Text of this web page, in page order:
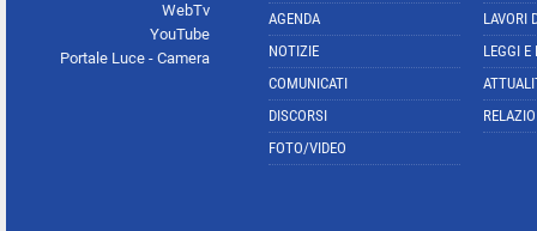
WebTv
YouTube
Portale Luce - Camera
AGENDA
NOTIZIE
COMUNICATI
DISCORSI
FOTO/VIDEO
LAVORI
LEGGI E